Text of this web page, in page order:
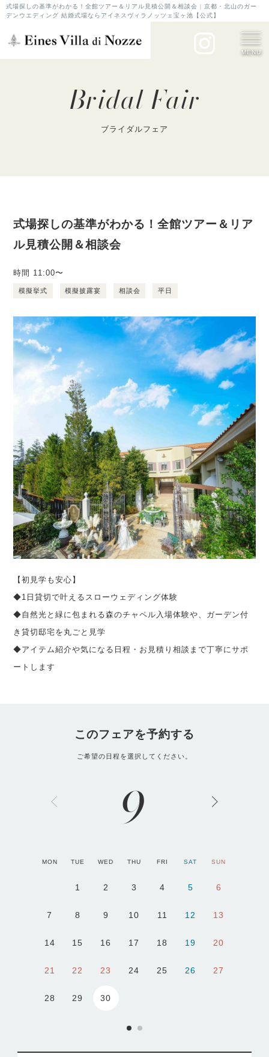
式場探しの基準がわかる！全館ツアー＆リアル見積公開＆相談会 | 京都・北山のガー
デンウエディング 結婚式場ならアイネスヴィラノッツェ宝ヶ池【公式】
MENU
Bridal Fair
ブライダルフェア
式場探しの基準がわかる！全館ツアー＆リア
ル見積公開＆相談会
時間 11:00〜
模擬挙式 模擬披露宴 相談会 平日
【初見学も安心】
◆1日貸切で叶えるスローウェディング体験
◆自然光と緑に包まれる森のチャペル入場体験や、ガーデン付
き貸切邸宅を丸ごと見学
◆アイテム紹介や気になる日程・お見積り相談まで丁寧にサポ
ートします
このフェアを予約する
ご希望の日程を選択してください。
9
MON TUE WED THU FRI SAT SUN
1 2 3 4 5 6
7 8 9 10 11 12 13
14 15 16 17 18 19 20
21 22 23 24 25 26 27
28 29 30